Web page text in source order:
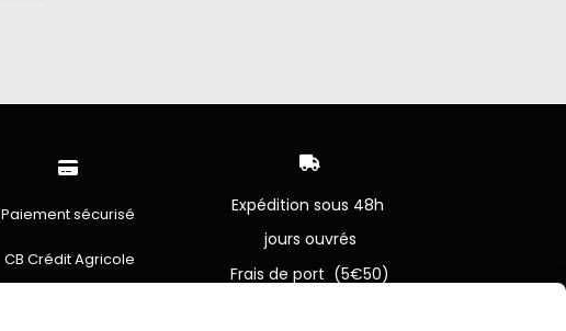

Paiement sécurisé
CB Crédit Agricole

Expédition sous 48h
jours ouvrés
Frais de port (5€50)